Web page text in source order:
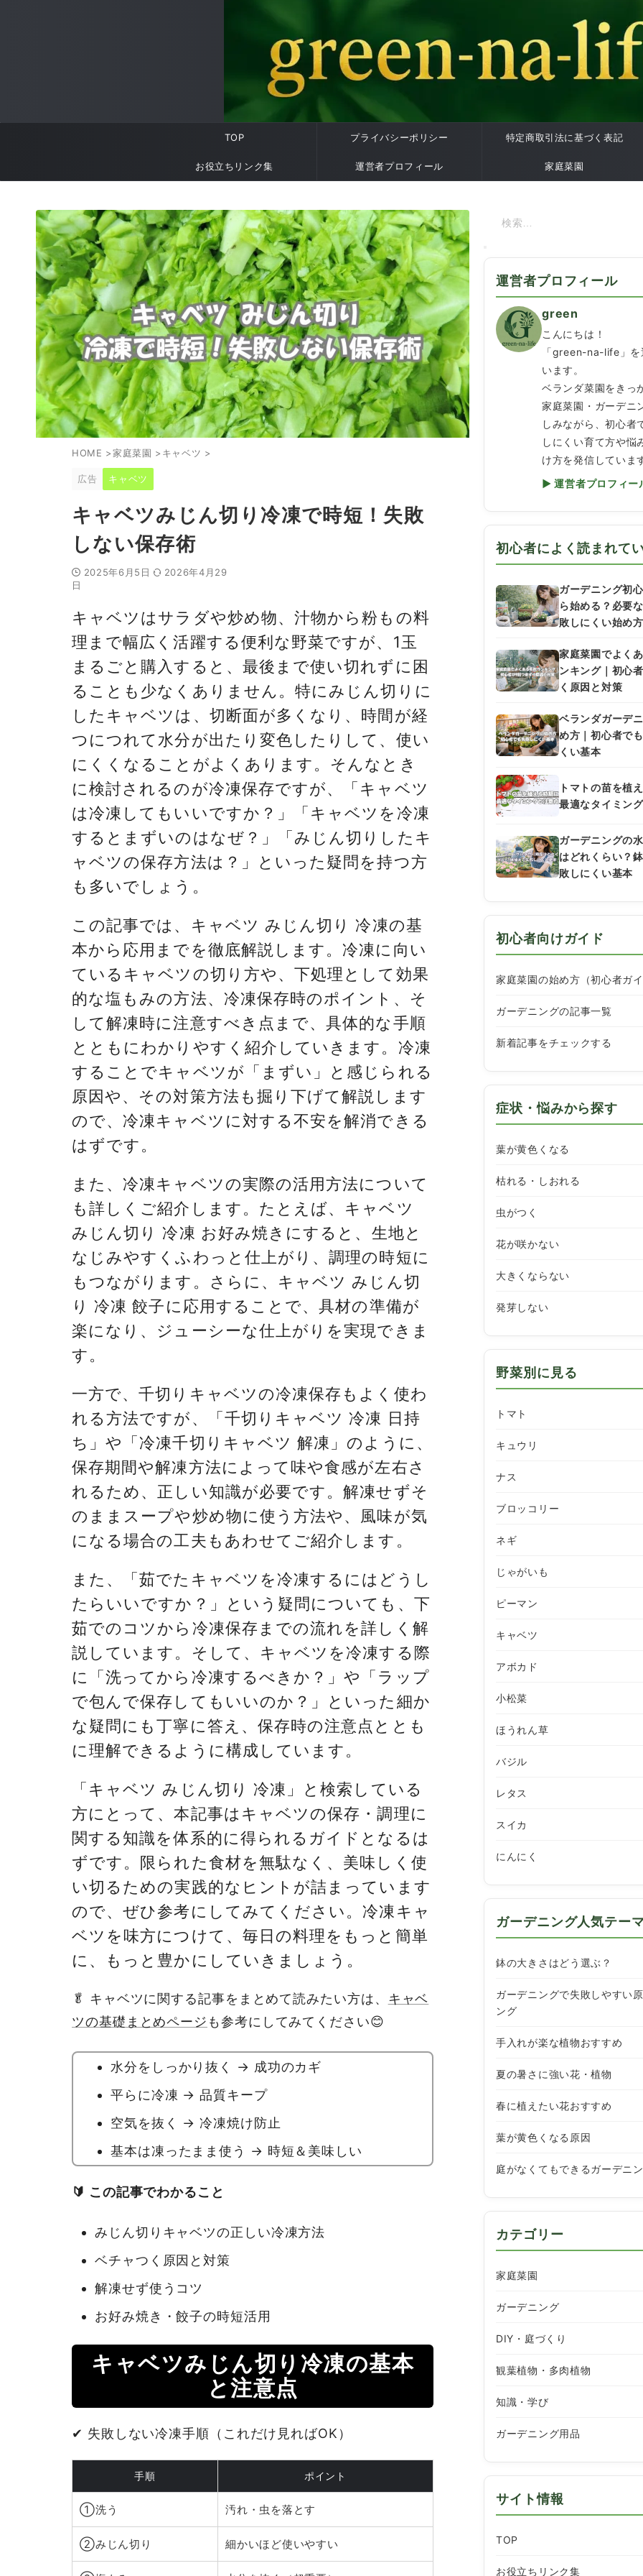
TOP プライバシーポリシー 特定商取引法に基づく表記
お役立ちリンク集 運営者プロフィール 家庭菜園
HOME >家庭菜園 >キャベツ >
広告 キャベツ
キャベツみじん切り冷凍で時短！失敗
しない保存術
2025年6月5日
2026年4月29
日
キャベツはサラダや炒め物、汁物から粉もの料
理まで幅広く活躍する便利な野菜ですが、1玉
まるごと購入すると、最後まで使い切れずに困
ることも少なくありません。特にみじん切りに
したキャベツは、切断面が多くなり、時間が経
つにつれて水分が出たり変色したりして、使い
にくくなることがよくあります。そんなとき
に検討されるのが冷凍保存ですが、「キャベツ
は冷凍してもいいですか？」「キャベツを冷凍
するとまずいのはなぜ？」「みじん切りしたキ
ャベツの保存方法は？」といった疑問を持つ方
も多いでしょう。
この記事では、キャベツ みじん切り 冷凍の基
本から応用までを徹底解説します。冷凍に向い
ているキャベツの切り方や、下処理として効果
的な塩もみの方法、冷凍保存時のポイント、そ
して解凍時に注意すべき点まで、具体的な手順
とともにわかりやすく紹介していきます。冷凍
することでキャベツが「まずい」と感じられる
原因や、その対策方法も掘り下げて解説します
ので、冷凍キャベツに対する不安を解消できる
はずです。
また、冷凍キャベツの実際の活用方法について
も詳しくご紹介します。たとえば、キャベツ
みじん切り 冷凍 お好み焼きにすると、生地と
なじみやすくふわっと仕上がり、調理の時短に
もつながります。さらに、キャベツ みじん切
り 冷凍 餃子に応用することで、具材の準備が
楽になり、ジューシーな仕上がりを実現できま
す。
一方で、千切りキャベツの冷凍保存もよく使わ
れる方法ですが、「千切りキャベツ 冷凍 日持
ち」や「冷凍千切りキャベツ 解凍」のように、
保存期間や解凍方法によって味や食感が左右さ
れるため、正しい知識が必要です。解凍せずそ
のままスープや炒め物に使う方法や、風味が気
になる場合の工夫もあわせてご紹介します。
また、「茹でたキャベツを冷凍するにはどうし
たらいいですか？」という疑問についても、下
茹でのコツから冷凍保存までの流れを詳しく解
説しています。そして、キャベツを冷凍する際
に「洗ってから冷凍するべきか？」や「ラップ
で包んで保存してもいいのか？」といった細か
な疑問にも丁寧に答え、保存時の注意点ととも
に理解できるように構成しています。
「キャベツ みじん切り 冷凍」と検索している
方にとって、本記事はキャベツの保存・調理に
関する知識を体系的に得られるガイドとなるは
ずです。限られた食材を無駄なく、美味しく使
い切るための実践的なヒントが詰まっています
ので、ぜひ参考にしてみてください。冷凍キャ
ベツを味方につけて、毎日の料理をもっと簡単
に、もっと豊かにしていきましょう。
🥬 キャベツに関する記事をまとめて読みたい方は、 キャベ
ツの基礎まとめページ も参考にしてみてください😊
水分をしっかり抜く → 成功のカギ
平らに冷凍 → 品質キープ
空気を抜く → 冷凍焼け防止
基本は凍ったまま使う → 時短＆美味しい
🔰 この記事でわかること
みじん切りキャベツの正しい冷凍方法
ベチャつく原因と対策
解凍せず使うコツ
お好み焼き・餃子の時短活用
キャベツみじん切り冷凍の基本
と注意点
✔ 失敗しない冷凍手順（これだけ見ればOK）
手順 ポイント
①洗う 汚れ・虫を落とす
②みじん切り 細かいほど使いやすい
運営者プロフィール
green
こんにちは！
「green-na-life」を
います。
ベランダ菜園をきっ
家庭菜園・ガーデニ
しみながら、初心者
しにくい育て方や悩
け方を発信していま
▶ 運営者プロフィー
初心者によく読まれて
ガーデニング初
ら始める？必要
敗しにくい始め方
家庭菜園でよく
ンキング｜初心
く原因と対策
ベランダガーデ
め方｜初心者で
くい基本
トマトの苗を植
最適なタイミン
ガーデニングの
はどれくらい？
敗しにくい基本
初心者向けガイド
家庭菜園の始め方（初心者ガ
ガーデニングの記事一覧
新着記事をチェックする
症状・悩みから探す
葉が黄色くなる
枯れる・しおれる
虫がつく
花が咲かない
大きくならない
発芽しない
野菜別に見る
トマト
キュウリ
ナス
ブロッコリー
ネギ
じゃがいも
ピーマン
キャベツ
アボカド
小松菜
ほうれん草
バジル
レタス
スイカ
にんにく
ガーデニング人気テー
鉢の大きさはどう選ぶ？
ガーデニングで失敗しやすい
ング
手入れが楽な植物おすすめ
夏の暑さに強い花・植物
春に植えたい花おすすめ
葉が黄色くなる原因
庭がなくてもできるガーデニ
カテゴリー
家庭菜園
ガーデニング
DIY・庭づくり
観葉植物・多肉植物
知識・学び
ガーデニング用品
サイト情報
TOP
お役立ちリンク集